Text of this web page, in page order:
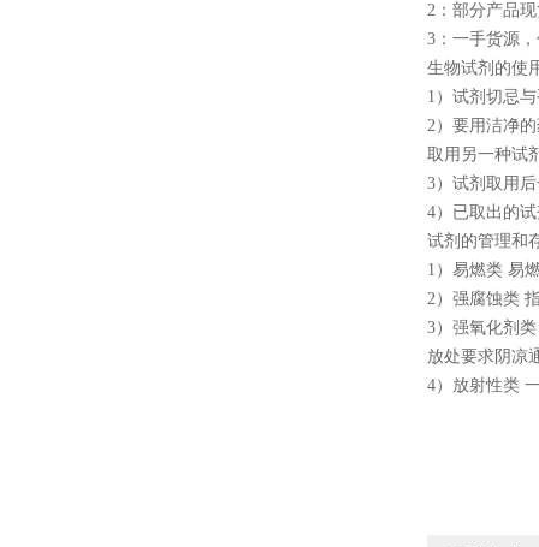
2：部分产品
3：一手货源
生物试剂的使
1）试剂切忌
2）要用洁净
取用另一种试
3）试剂取用
4）已取出的
试剂的管理和
1）易燃类 易
2）强腐蚀类
3）强氧化剂
放处要求阴凉
4）放射性类